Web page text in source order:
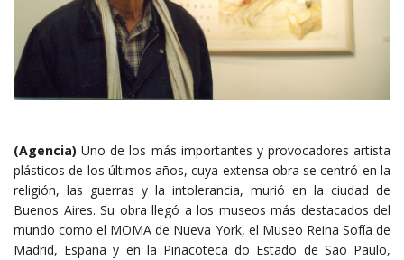
(Agencia)Uno de los más importantes y provocadores artista
plásticos de los últimos años, cuya extensa obra se centró en la
religión, las guerras y la intolerancia, murió en la ciudad de
Buenos Aires. Su obra llegó a los museos más destacados del
mundo como el MOMA de Nueva York, el Museo Reina Sofía de
Madrid, España y en la Pinacoteca do Estado de São Paulo,